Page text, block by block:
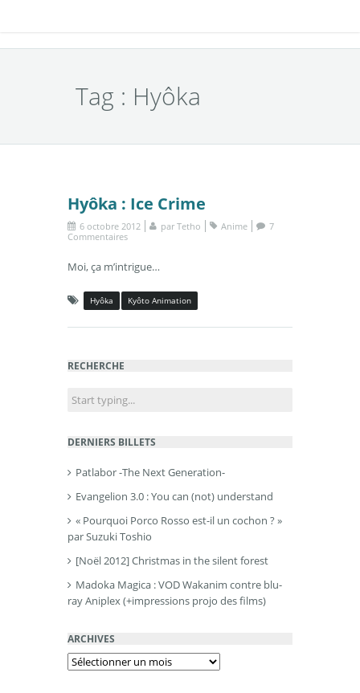
Tag : Hyôka
Hyôka : Ice Crime
6 octobre 2012 par Tetho Anime
7
Commentaires
Moi, ça m’intrigue…
Hyôka Kyôto Animation
RECHERCHE
DERNIERS BILLETS
Patlabor -The Next Generation-
Evangelion 3.0 : You can (not) understand
« Pourquoi Porco Rosso est-il un cochon ? »
par Suzuki Toshio
[Noël 2012] Christmas in the silent forest
Madoka Magica : VOD Wakanim contre blu-
ray Aniplex (+impressions projo des films)
ARCHIVES
Archives